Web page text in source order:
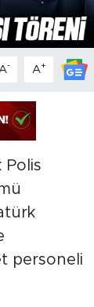
A- A+
Polis
personeli